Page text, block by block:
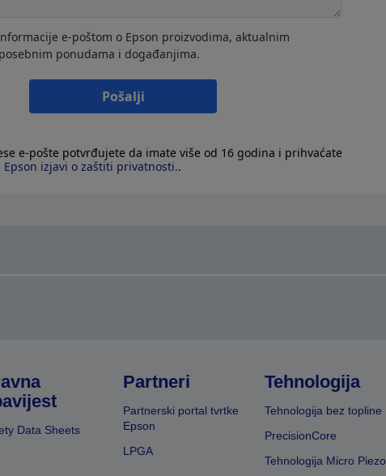
e-poštom o Epson proizvodima, aktualnim
ponudama i događanjima.
Pošalji
e-pošte potvrđujete da imate više od 16 godina i prihvaćate
Epson izjavi o zaštiti privatnosti..
Data Sheets
Partneri
Partnerski portal tvrtke
Epson
LPGA
Tehnologija
Tehnologija bez topline
PrecisionCore
Tehnologija Micro Piezo